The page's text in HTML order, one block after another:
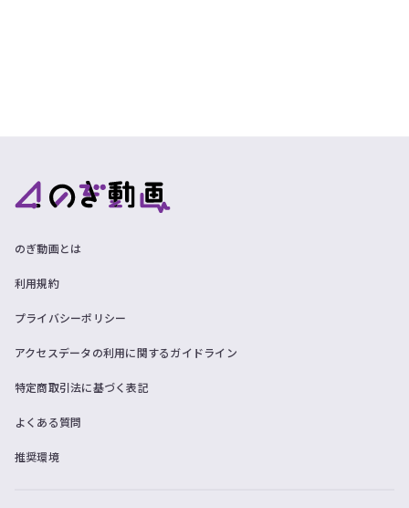
のぎ動画とは
利用規約
プライバシーポリシー
アクセスデータの利用に関するガイドライン
特定商取引法に基づく表記
よくある質問
推奨環境